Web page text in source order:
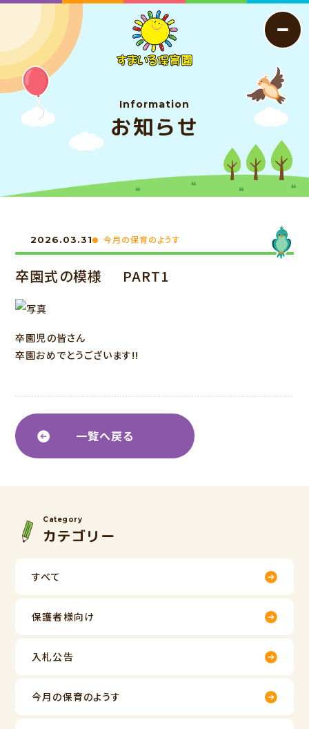
Information
お知らせ
Category
カテゴリー
すべて
保護者様向け
入札公告
今月の保育のようす
2026.03.31 今月の保育のようす
卒園式の模様 PART1
卒園児の皆さん
卒園おめでとうございます!!
一覧へ戻る